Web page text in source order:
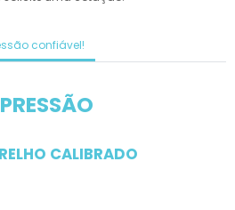
confiável!
CALIBRADO